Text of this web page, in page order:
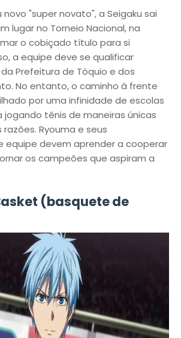
"super novato", a Seigaku sai
lugar no Torneio Nacional, na
o cobiçado título para si
a equipe deve se qualificar
Prefeitura de Tóquio e dos
No entanto, o caminho à frente
por uma infinidade de escolas
jogando tênis de maneiras únicas
Ryouma e seus
equipe devem aprender a cooperar
os campeões que aspiram a
(basquete de